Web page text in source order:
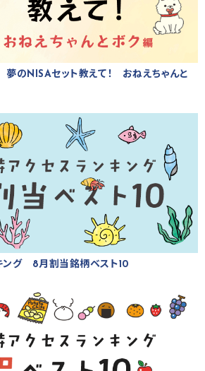
のNISAセット教えて！ おねえちゃんと
ング 8月割当銘柄ベスト10